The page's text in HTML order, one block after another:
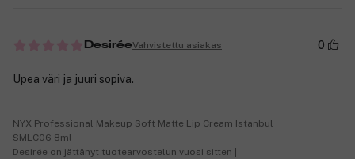
DesiréeVahvistettu asiakas 0
Upea väri ja juuri sopiva.
NYX Professional Makeup Soft Matte Lip Cream Istanbul
SMLC06 8ml
Desirée on jättänyt tuotearvostelun vuosi sitten |